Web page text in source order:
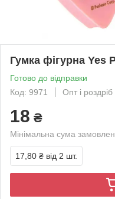
Гумка фігурна Yes
Готово до відправки
Код: 9971
Опт і роздріб
18 ₴
Мінімальна сума
17,80 ₴ від 2 шт.